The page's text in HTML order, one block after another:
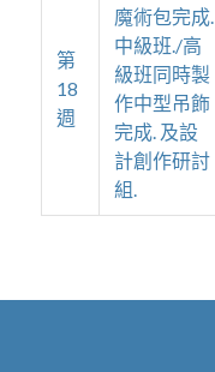
第
18
週
魔術包完成.
中級班./高
級班同時製
作中型吊飾
完成. 及設
計創作研討
組.